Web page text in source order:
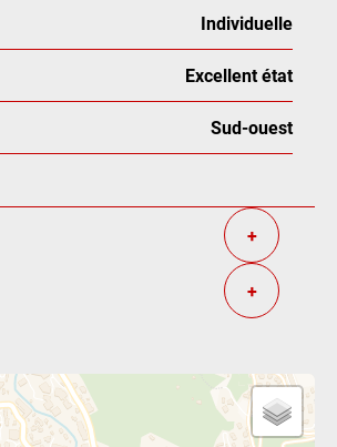
Individuelle
Excellent état
Sud-ouest
+
+